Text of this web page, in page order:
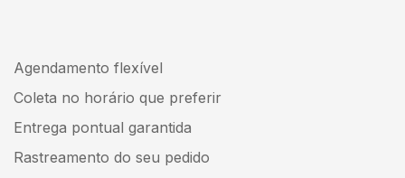
Agendamento flexível
Coleta no horário que preferir
Entrega pontual garantida
Rastreamento do seu pedido